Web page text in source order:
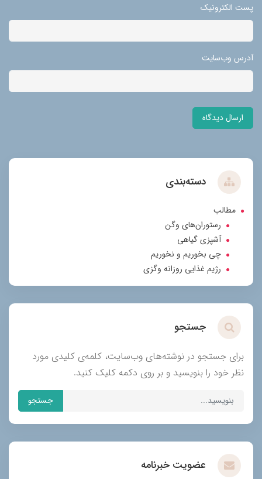
پست الکترونیک
آدرس وب‌سایت
ارسال دیدگاه
دسته‌بندی
مطالب
رستوران‌های وگن
آشپزی گیاهی
چی بخوریم و نخوریم
رژیم غذایی روزانه وگزی
جستجو
برای جستجو در نوشته‌های وب‌سایت، کلمه‌ی کلیدی مورد
نظر خود را بنویسید و بر روی دکمه کلیک کنید.
جستجو
عضویت خبرنامه